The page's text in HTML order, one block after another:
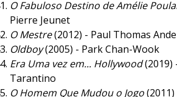
O Fabuloso Destino de Amélie
Pierre Jeunet
O Mestre(2012) - Paul Thomas
Oldboy(2005) - Park Chan-Wook
Era Uma vez em... Hollywood(2019)
Tarantino
O Homem Que Mudou o Jogo